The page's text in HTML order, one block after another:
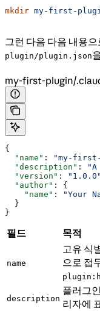
mkdir my-first-
그런 다음 다음 내용으
plugin/plugin.json
my-first-plugin/
{
  "name"
: "my-
  "description"
:
  "version"
: "1.0.0"
  "author"
: {
    "name"
:
"Your
  }
}
필드 목적
name
고유 식
으로 접
description
플러그
리자에